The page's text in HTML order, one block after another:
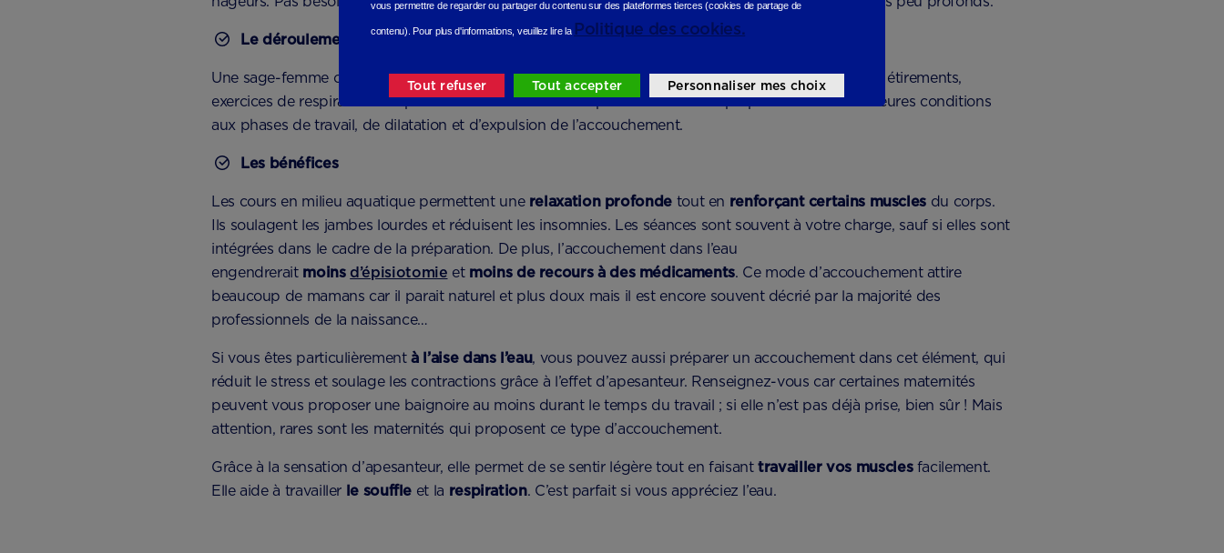
Le déroulement
Une sage-femme ou un maître-nageur spécialisé vous montre des exercices : flottement sur le dos, étirements,
exercices de respiration en apnée ou freinée… Cela vous permettra de vous préparer dans les meilleures conditions
aux phases de travail, de dilatation et d’expulsion de l’accouchement.
Les bénéfices
Les cours en milieu aquatique permettent une relaxation profondetout en renforçant certains muscles du corps.
Ils soulagent les jambes lourdes et réduisent les insomnies. Les séances sont souvent à votre charge, sauf si elles sont
intégrées dans le cadre de la préparation. De plus, l’accouchement dans l’eau
engendrerait moins d’épisiotomie et moins de recours à des médicaments. Ce mode d’accouchement attire
beaucoup de mamans car il parait naturel et plus doux mais il est encore souvent décrié par la majorité des
professionnels de la naissance…
Si vous êtes particulièrementà l’aise dans l’eau, vous pouvez aussi préparer un accouchement dans cet élément, qui
réduit le stress et soulage les contractions grâce à l’effet d’apesanteur. Renseignez-vous car certaines maternités
peuvent vous proposer une baignoire au moins durant le temps du travail ; si elle n’est pas déjà prise, bien sûr ! Mais
attention, rares sont les maternités qui proposent ce type d’accouchement.
Grâce à la sensation d’apesanteur, elle permet de se sentir légère tout en faisanttravailler vos musclesfacilement.
Elle aide à travailler le souffle et la respiration. C’est parfait si vous appréciez l’eau.
vous permettre de regarder ou partager du contenu sur des plateformes tierces (cookies de partage de
contenu). Pour plus d'informations, veuillez lire la Politique des cookies.
Tout refuser Tout accepter Personnaliser mes choix